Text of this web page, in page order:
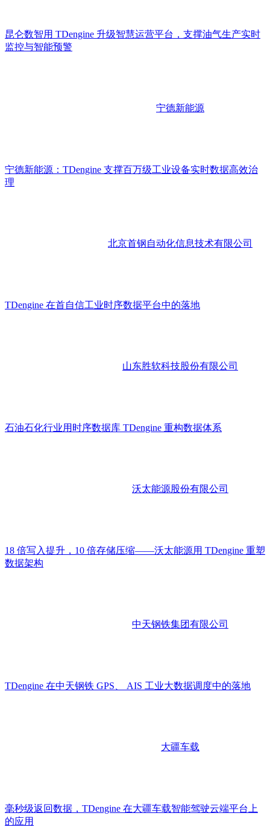
昆仑数智用 TDengine 升级智慧运营平台，支撑油气生产实时
监控与智能预警
宁德新能源
宁德新能源：TDengine 支撑百万级工业设备实时数据高效治
理
北京首钢自动化信息技术有限公司
TDengine 在首自信工业时序数据平台中的落地
山东胜软科技股份有限公司
石油石化行业用时序数据库 TDengine 重构数据体系
沃太能源股份有限公司
18 倍写入提升，10 倍存储压缩——沃太能源用 TDengine 重塑
数据架构
中天钢铁集团有限公司
TDengine 在中天钢铁 GPS、 AIS 工业大数据调度中的落地
大疆车载
毫秒级返回数据，TDengine 在大疆车载智能驾驶云端平台上
的应用